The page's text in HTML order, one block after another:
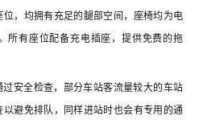
，均拥有充足的腿部空间，座椅均为电
所有座位配备充电插座，提供免费的拖
安全检查，部分车站客流量较大的车站
避免排队，同样进站时也会有专用的通